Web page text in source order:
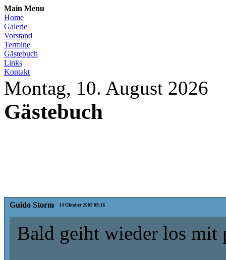
Main Menu
Home
Galerie
Vorstand
Termine
Gästebuch
Links
Kontakt
Montag, 10. August 2026
Gästebuch
Guido Storm 14 Oktober 2009 09:16
Bald geiht wieder los mit